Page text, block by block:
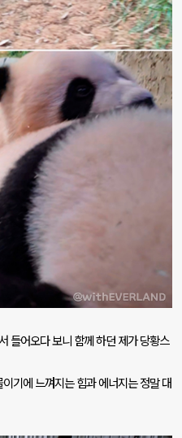
들어오다 보니 함께 하던 제가 당황스
기에 느껴지는 힘과 에너지는 정말 대